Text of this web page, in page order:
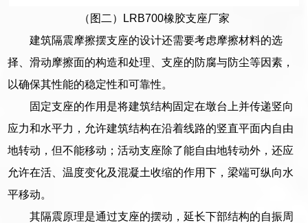
（图二）LRB700橡胶支座厂家
建筑隔震摩擦摆支座的设计还需要考虑摩擦材料的选
择、滑动摩擦面的构造和处理、支座的防腐与防尘等因素，
以确保其性能的稳定性和可靠性。
固定支座的作用是将建筑结构固定在墩台上并传递竖向
应力和水平力，允许建筑结构在沿着线路的竖直平面内自由
地转动，但不能移动；活动支座除了能自由地转动外，还应
允许在活、温度变化及混凝土收缩的作用下，梁端可纵向水
平移动。
其隔震原理是通过支座的摆动，延长下部结构的自振周